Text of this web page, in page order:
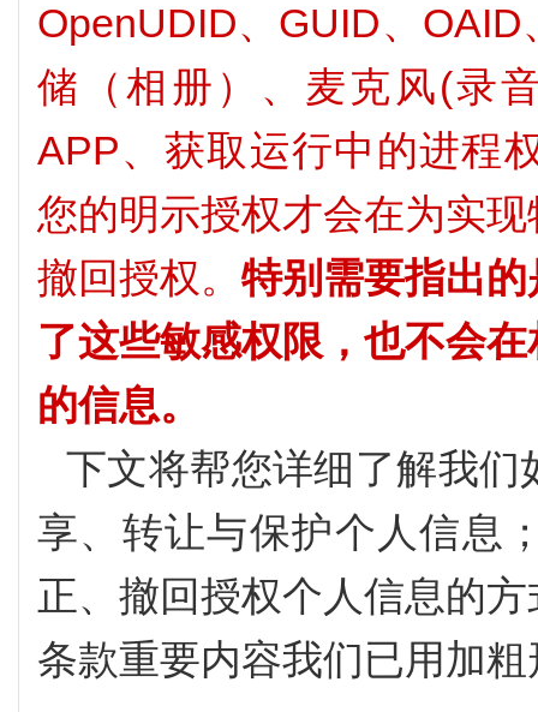
OpenUDID、GUID、
储（相册）、麦克风(录
APP、获取运行中的进程
您的明示授权才会在为实
撤回授权。 特别需要指出
了这些敏感权限，也不会
的信息。
下文将帮您详细了解我
享、转让与保护个人信息
正、撤回授权个人信息的
条款重要内容我们已用加